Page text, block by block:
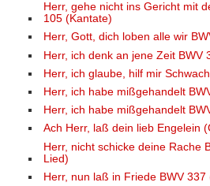
Herr, gehe nicht ins Gericht mit
105 (Kantate)
Herr, Gott, dich loben alle wir
Herr, ich denk an jene Zeit BWV
Herr, ich glaube, hilf mir
Herr, ich habe mißgehandelt
Herr, ich habe mißgehandelt
Ach Herr, laß dein lieb Engelein
Herr, nicht schicke deine Rache
Lied)
Herr, nun laß in Friede BWV 337